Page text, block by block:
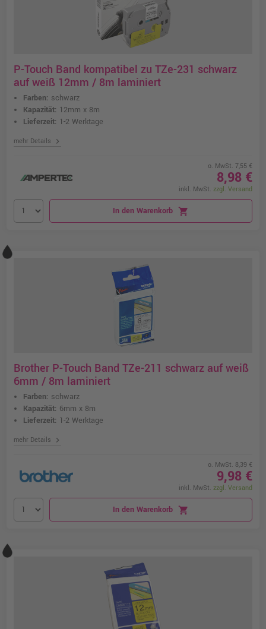
P-Touch Band kompatibel zu TZe-231 schwarz
auf weiß 12mm / 8m laminiert
Farben: schwarz
Kapazität: 12mm x 8m
Lieferzeit: 1-2 Werktage
mehr Details chevron_right
o. MwSt. 7,55 €
8,98 €
inkl. MwSt. zzgl. Versand
In den Warenkorb shopping_cart
Brother P-Touch Band TZe-211 schwarz auf weiß
6mm / 8m laminiert
Farben: schwarz
Kapazität: 6mm x 8m
Lieferzeit: 1-2 Werktage
mehr Details chevron_right
o. MwSt. 8,39 €
9,98 €
inkl. MwSt. zzgl. Versand
In den Warenkorb shopping_cart